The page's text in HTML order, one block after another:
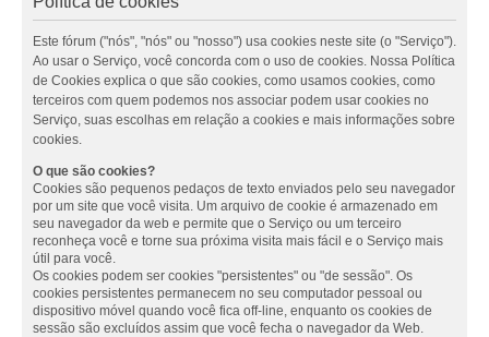
Este fórum ("nós", "nós" ou "nosso") usa cookies neste site (o "Serviço").
Ao usar o Serviço, você concorda com o uso de cookies. Nossa Política
de Cookies explica o que são cookies, como usamos cookies, como
terceiros com quem podemos nos associar podem usar cookies no
Serviço, suas escolhas em relação a cookies e mais informações sobre
cookies.
O que são cookies?
Cookies são pequenos pedaços de texto enviados pelo seu navegador
por um site que você visita. Um arquivo de cookie é armazenado em
seu navegador da web e permite que o Serviço ou um terceiro
reconheça você e torne sua próxima visita mais fácil e o Serviço mais
útil para você.
Os cookies podem ser cookies "persistentes" ou "de sessão". Os
cookies persistentes permanecem no seu computador pessoal ou
dispositivo móvel quando você fica off-line, enquanto os cookies de
sessão são excluídos assim que você fecha o navegador da Web.